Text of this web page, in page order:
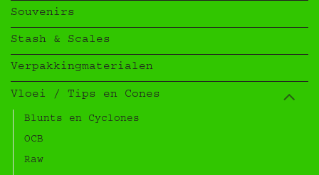
Souvenirs
Stash & Scales
Verpakkingmaterialen
Vloei / Tips en Cones
Blunts en Cyclones
OCB
Raw